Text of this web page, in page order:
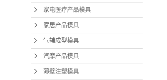
家电医疗产品模具
家居产品模具
气辅成型模具
汽摩产品模具
薄壁注塑模具